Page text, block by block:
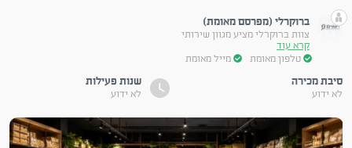
ברוקרלי (מפרסם מאומת)
צוות ברוקרלי מציע מגוון שירותי
קרא עוד
טלפון מאומת
מייל מאומת
סיבת מכירה
לא ידוע
שנות פעילות
לא ידוע